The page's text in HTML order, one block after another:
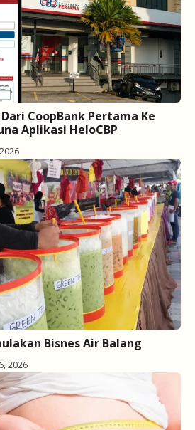
CoopBank Pertama Ke
Aplikasi HeloCBP
Bisnes Air Balang
2026